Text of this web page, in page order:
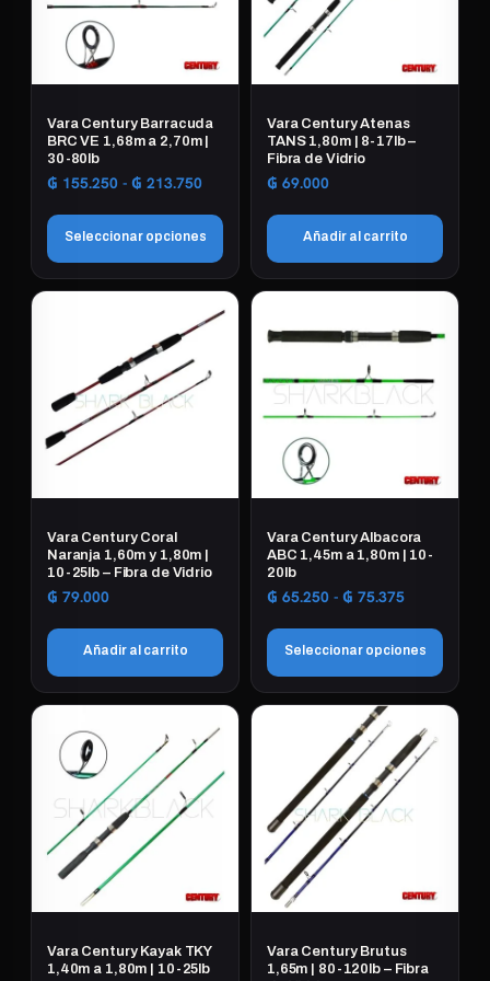
Vara Century Barracuda
BRC VE 1,68m a 2,70m |
30-80lb
₲ 155.250 - ₲ 213.750Rango
precios:
desde
₲ 155.250
hasta
₲ 213.750
Seleccionar opciones
Este
variantes.
opciones
pueden
en
página
de
producto
Vara Century Atenas
TANS 1,80m | 8-17lb –
Fibra de Vidrio
₲ 69.000
Añadir al carrito
Vara Century Coral
Naranja 1,60m y 1,80m |
10-25lb – Fibra de Vidrio
₲ 79.000
Añadir al carrito
Vara Century Albacora
ABC 1,45m a 1,80m | 10-
20lb
₲ 65.250 - ₲ 75.375Rango
precios:
desde
₲ 65.250
hasta
₲ 75.375
Seleccionar opciones
Este
múltiples
variantes.
Las
opciones
pueden
en
Vara Century Kayak TKY
1,40m a 1,80m | 10-25lb
Vara Century Brutus
1,65m | 80-120lb – Fibra